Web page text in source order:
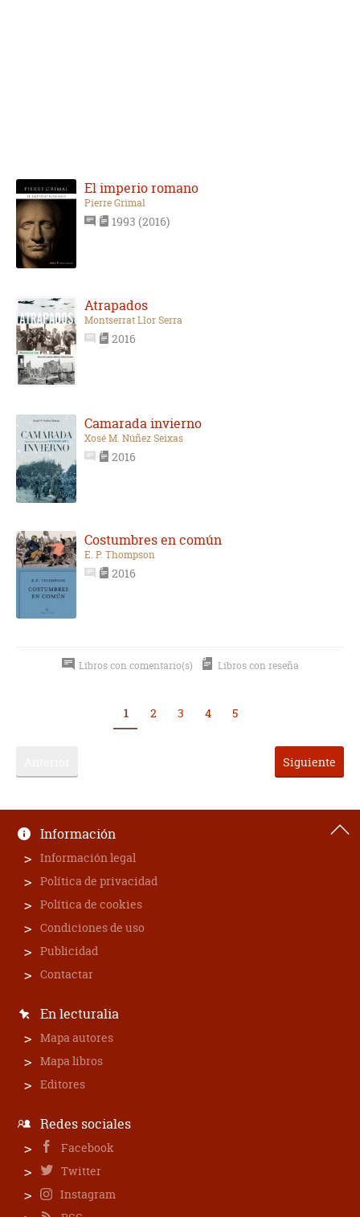
El imperio romano
Pierre Grimal
1993 (2016)
Atrapados
Montserrat Llor Serra
2016
Camarada invierno
Xosé M. Núñez Seixas
2016
Costumbres en común
E. P. Thompson
2016
Libros con comentario(s) Libros con reseña
1 2 3 4 5
Siguiente
Información
Información legal
Política de privacidad
Política de cookies
Condiciones de uso
Publicidad
Contactar
En lecturalia
Mapa autores
Mapa libros
Editores
Redes sociales
Facebook
Twitter
Instagram